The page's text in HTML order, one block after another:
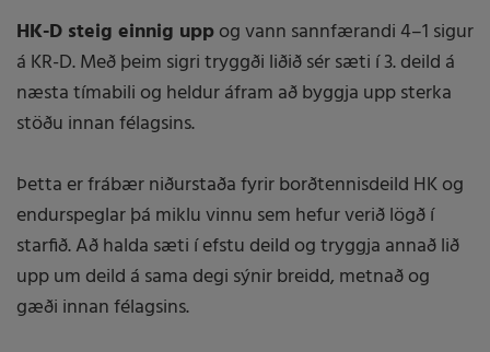
HK-D steig einnig uppog vann sannfærandi 4–1 sigur
á KR-D. Með þeim sigri tryggði liðið sér sæti í 3. deild á
næsta tímabili og heldur áfram að byggja upp sterka
stöðu innan félagsins.
Þetta er frábær niðurstaða fyrir borðtennisdeild HK og
endurspeglar þá miklu vinnu sem hefur verið lögð í
starfið. Að halda sæti í efstu deild og tryggja annað lið
upp um deild á sama degi sýnir breidd, metnað og
gæði innan félagsins.